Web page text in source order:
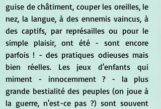
guise de châtiment, couper les oreilles, le
nez, la langue, à des ennemis vaincus, à
des captifs, par représailles ou pour le
simple plaisir, ont été - sont encore
parfois ! - des pratiques odieuses mais
bien réelles. Les jeux d'enfants qui
miment - innocemment ? - la plus
grande bestialité des peuples (on joue à
la guerre, n'est-ce pas ?) sont souvent